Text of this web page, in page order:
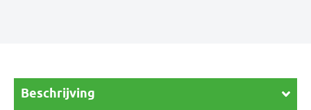
Beschrijving